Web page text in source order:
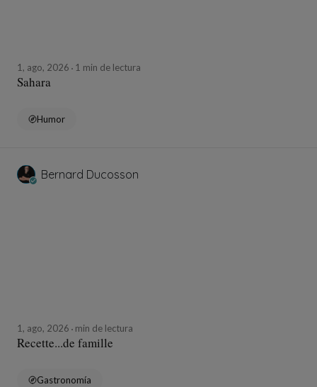
1, ago, 2026 1 min de lectura
Sahara
Humor
Bernard Ducosson
1, ago, 2026 min de lectura
Recette...de famille
Gastronomía